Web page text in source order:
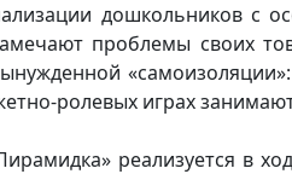
дошкольников с
проблемы своих
ролевых играх
реализуется в